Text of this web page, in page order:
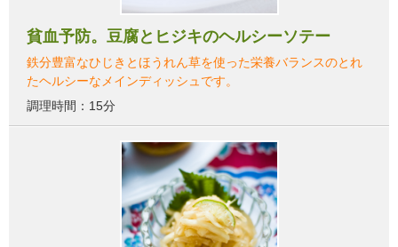
貧血予防。豆腐とヒジキのヘルシーソテー
鉄分豊富なひじきとほうれん草を使った栄養バランスのとれ
たヘルシーなメインディッシュです。
調理時間：15分